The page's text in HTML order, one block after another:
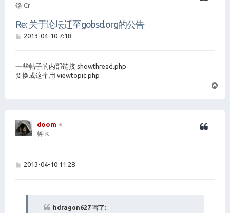
铬 Cr
Re: 关于论坛迁至gobsd.org的公告
帖
2013-04-10 7:18
一些帖子的内部链接 showthread.php
要换成这个用 viewtopic.php
doom
钾 K
帖
2013-04-10 11:28
hdragon627 写了: